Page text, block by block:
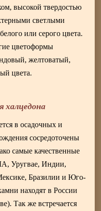
высокой твердостью
светлыми
или серого цвета.
цветоформы
желтоватый,
цвета.
в осадочных и
сосредоточены
самые качественные
Уругвае, Индии,
Бразилии и Юго-
находят в России
Так же встречается